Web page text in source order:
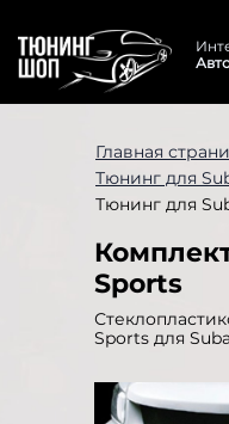
Главная
Тюнинг для
Тюнинг для
Sports
Sports для